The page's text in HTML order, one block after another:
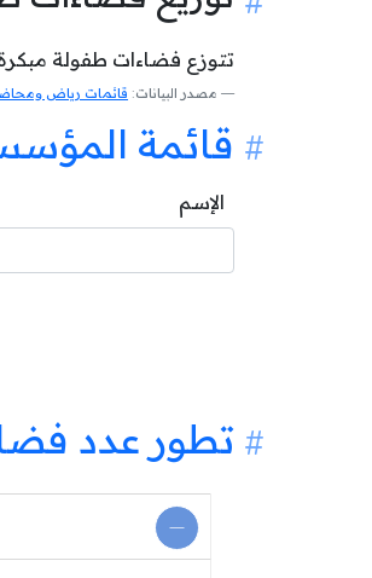
تتوزع فضاءات طفولة مبكرة
مصدر البيانات: قائمات رياض
قائمة
الإسم
تطور عدد